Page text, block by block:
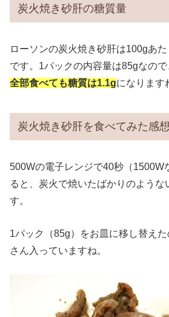
炭火焼き砂肝の糖質量
ローソンの炭火焼き砂肝は100gあ
です。1パックの内容量は85gなので
全部食べても糖質は1.1gになります
炭火焼き砂肝を食べてみた感想
500Wの電子レンジで40秒（1500W
ると、炭火で焼いたばかりのような
す。
1パック（85g）をお皿に移し替えた
さん入っていますね。